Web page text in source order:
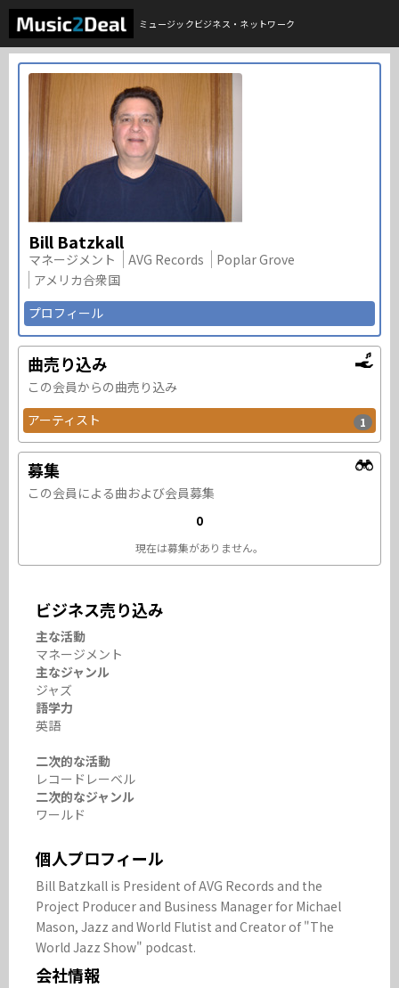
ミュージックビジネス・ネットワーク
Bill Batzkall
マネージメント AVG Records
Poplar Grove
アメリカ合衆国
プロフィール
曲売り込み
この会員からの曲売り込み
アーティスト
1
募集
この会員による曲および会員募集
0
現在は募集がありません。
ビジネス売り込み
主な活動
マネージメント
主なジャンル
ジャズ
語学力
英語
二次的な活動
レコードレーベル
二次的なジャンル
ワールド
個人プロフィール
Bill Batzkall is President of AVG Records and the
Project Producer and Business Manager for Michael
Mason, Jazz and World Flutist and Creator of "The
World Jazz Show" podcast.
会社情報